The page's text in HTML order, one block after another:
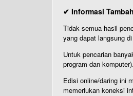
✔ Informasi
Tidak semua hasil
yang dapat langsung
Untuk pencarian
program dan
Edisi online/daring ini
memerlukan koneksi